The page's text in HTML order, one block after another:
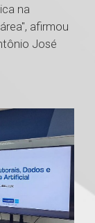
na
afirmou
José